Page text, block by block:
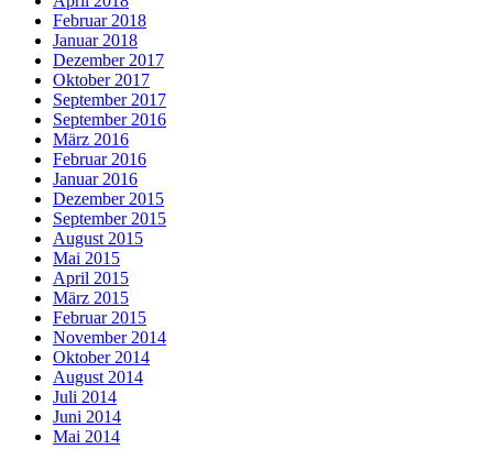
Februar 2018
Januar 2018
Dezember 2017
Oktober 2017
September 2017
September 2016
März 2016
Februar 2016
Januar 2016
Dezember 2015
September 2015
August 2015
Mai 2015
April 2015
März 2015
Februar 2015
November 2014
Oktober 2014
August 2014
Juli 2014
Juni 2014
Mai 2014